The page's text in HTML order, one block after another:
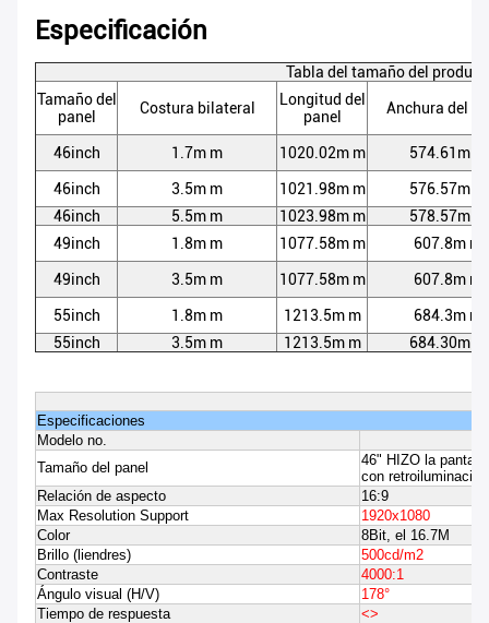
Especificación
Tabla del tamaño del
Tamaño del
panel
Costura bilateral
Longitud del
panel
Anchura del
46inch 1.7m m 1020.02m m 574.61m m
46inch 3.5m m 1021.98m m
576.57m m
46inch
5.5m m 1023.98m m
578.57m m
49inch
1.8m m 1077.58m m 607.8m m
49inch 3.5m m 1077.58m m 607.8m m
55inch 1.8m m 1213.5m m
684.3m m
55inch
3.5m m 1213.5m m 684.30m m
Especificaciones
Modelo no.
Tamaño del panel
46" HIZO la
con
Relación de aspecto
16:9
Max Resolution Support
1920x1080
Color
8Bit, el 16.7M
Brillo (liendres)
500cd/m2
Contraste
4000:1
Ángulo visual (H/V)
178°
Tiempo de respuesta
<>